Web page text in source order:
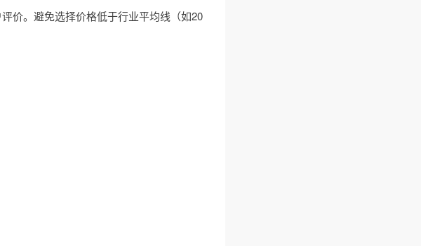
价。避免选择价格低于行业平均线（如20